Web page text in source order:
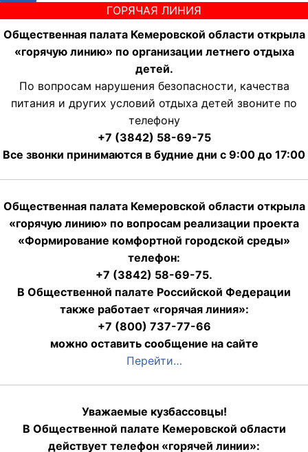
ГОРЯЧАЯ ЛИНИЯ
Общественная палата Кемеровской области открыла
«горячую линию» по организации летнего отдыха
детей.
По вопросам нарушения безопасности, качества
питания и других условий отдыха детей звоните по
телефону
+7 (3842) 58-69-75
Все звонки принимаются в будние дни с 9:00 до 17:00
Общественная палата Кемеровской области открыла
«горячую линию» по вопросам реализации проекта
«Формирование комфортной городской среды»
телефон:
+7 (3842) 58-69-75.
В Общественной палате Российской Федерации
также работает «горячая линия»:
+7 (800) 737-77-66
можно оставить сообщение на сайте
Перейти…
Уважаемые кузбассовцы!
В Общественной палате Кемеровской области
действует телефон «горячей линии»: